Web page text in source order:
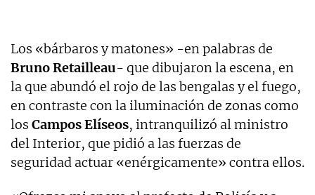
Los «bárbaros y matones» -en palabras de
Bruno Retailleau- que dibujaron la escena, en
la que abundó el rojo de las bengalas y el fuego,
en contraste con la iluminación de zonas como
los Campos Elíseos, intranquilizó al ministro
del Interior, que pidió a las fuerzas de
seguridad actuar «enérgicamente» contra ellos.